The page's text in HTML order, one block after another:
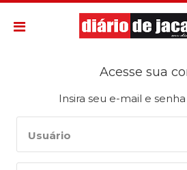
Acesse sua
Insira seu e-mail e
Usuário